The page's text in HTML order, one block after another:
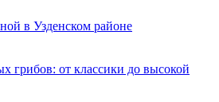
в Узденском районе
грибов: от классики до высокой